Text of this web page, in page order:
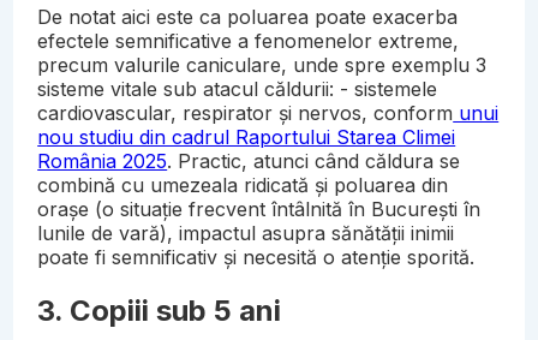
De notat aici este ca poluarea poate exacerba
efectele semnificative a fenomenelor extreme,
precum valurile caniculare, unde spre exemplu 3
sisteme vitale sub atacul căldurii: - sistemele
cardiovascular, respirator și nervos, conform unui
nou studiu din cadrul Raportului Starea Climei
România 2025. Practic, atunci când căldura se
combină cu umezeala ridicată și poluarea din
orașe (o situație frecvent întâlnită în București în
lunile de vară), impactul asupra sănătății inimii
poate fi semnificativ și necesită o atenție sporită.
3. Copiii sub 5 ani